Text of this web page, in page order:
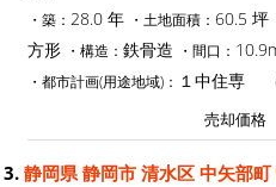
・築： 28.0 年 ・土地面積： 60.5 坪
方形 ・構造： 鉄骨造 ・間口：
・都市計画(用途地域)： １中住専
売却価格
3. 静岡県 静岡市 清水区 中矢部町